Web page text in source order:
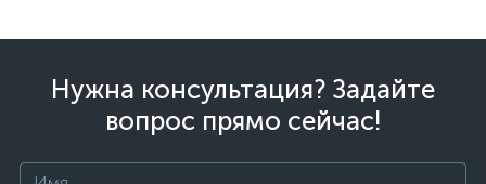
Нужна консультация? Задайте
вопрос прямо сейчас!